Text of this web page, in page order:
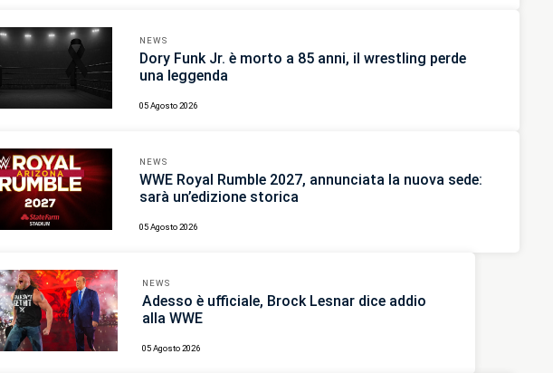
NEWS
Dory Funk Jr. è morto a 85 anni, il wrestling perde
una leggenda
05 Agosto 2026
NEWS
WWE Royal Rumble 2027, annunciata la nuova sede:
sarà un’edizione storica
05 Agosto 2026
NEWS
Adesso è ufficiale, Brock Lesnar dice addio
alla WWE
05 Agosto 2026